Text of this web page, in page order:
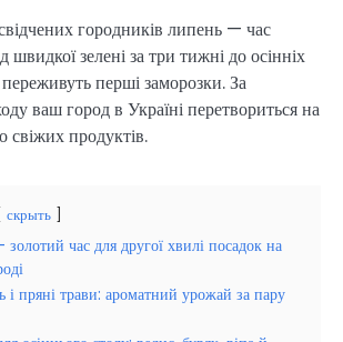
городників липень — час
швидкої зелені за три тижні до осінніх
переживуть перші заморозки. За
ваш город в Україні перетвориться на
свіжих продуктів.
скрыть
час для другої хвилі посадок на
пряні трави: ароматний урожай за пару